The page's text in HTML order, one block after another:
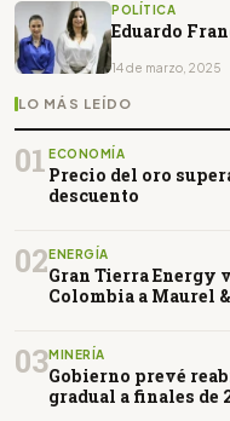
POLÍTICA
Eduardo
14 de marzo, 2025
LO MÁS LEÍDO
01 ECONOMÍA
Precio del oro
descuento
02ENERGÍA
Gran Tierra Energy
Colombia a Maurel
03MINERÍA
Gobierno prevé
gradual a finales de